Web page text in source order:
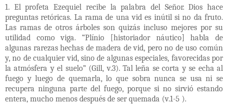
1. El profeta Ezequiel recibe la palabra del Señor. Dios hace
preguntas retóricas. La rama de una vid es inútil si no da fruto.
Las ramas de otros árboles son quizás incluso mejores por su
utilidad como viga. “Plínio [historiador náutico] habla de
algunas rarezas hechas de madera de vid, pero no de uso común
y, no de cualquier vid, sino de algunas especiales, favorecidas por
la atmósfera y el suelo” (Gill, v.3). Tal leña se corta y se echa al
fuego y luego de quemarla, lo que sobra nunca se usa ni se
recupera ninguna parte del fuego, porque si no sirvió estando
entera, mucho menos después de ser quemada (v.1-5 ).